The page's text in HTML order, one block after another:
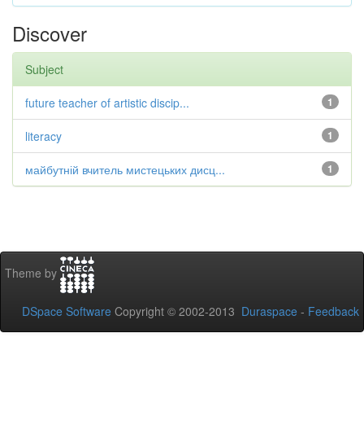
Discover
Subject
1
future teacher of artistic discip...
1
literacy
1
майбутній вчитель мистецьких дисц...
Theme by
DSpace Software Copyright © 2002-2013 Duraspace - Feedback